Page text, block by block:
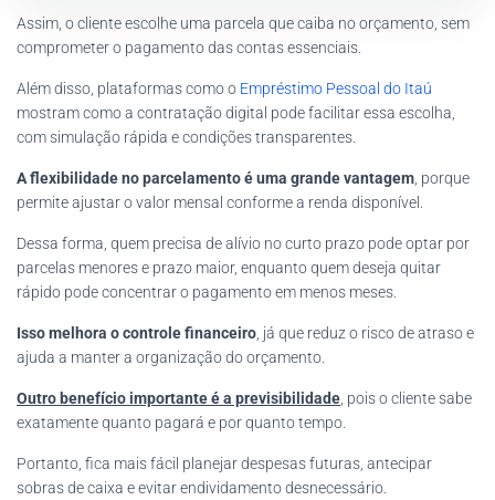
Assim, o cliente escolhe uma parcela que caiba no orçamento, sem
comprometer o pagamento das contas essenciais.
Além disso, plataformas como o Empréstimo Pessoal do Itaú
mostram como a contratação digital pode facilitar essa escolha,
com simulação rápida e condições transparentes.
A flexibilidade no parcelamento é uma grande vantagem, porque
permite ajustar o valor mensal conforme a renda disponível.
Dessa forma, quem precisa de alívio no curto prazo pode optar por
parcelas menores e prazo maior, enquanto quem deseja quitar
rápido pode concentrar o pagamento em menos meses.
Isso melhora o controle financeiro, já que reduz o risco de atraso e
ajuda a manter a organização do orçamento.
Outro benefício importante é a previsibilidade, pois o cliente sabe
exatamente quanto pagará e por quanto tempo.
Portanto, fica mais fácil planejar despesas futuras, antecipar
sobras de caixa e evitar endividamento desnecessário.